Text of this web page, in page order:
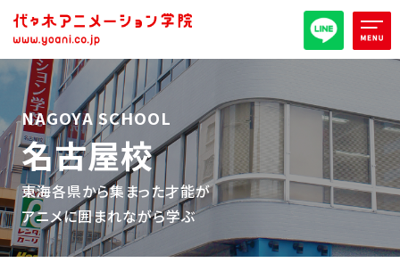
オープンキャンパス/イベント
パンフレット取り寄せ
全日・夜間・通信 高等部
大学部 週1コース
NAGOYA SCHOOL
名古屋校
東海各県から集まった才能が​
アニメに囲まれながら学ぶ​